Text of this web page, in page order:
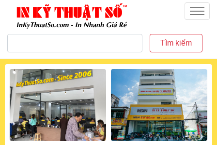
inkythuatso.com
Menu
Tìm kiếm